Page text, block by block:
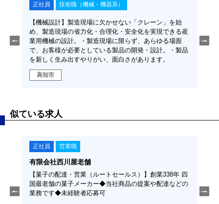
正社員 技術職（機械・機器系）
【機械設計】製造現場に欠かせない「クレーン」を始
め、製造現場の省力化・合理化・安全化を実現できる産
業用機械の設計。・製造現場に限らず、あらゆる場面
で、お客様が必要としている製品の開発・設計。・製品
を新しく生み出すやりがい、面白さがあります。
高知市
無し
似ている求人
正社員 営業職
有限会社西川屋老舗
【菓子の配達・営業（ルートセールス）】創業338年 四
国最老舗の菓子メーカー◆当社商品の提案や配達などの
業務です◆未経験者応募可
積・